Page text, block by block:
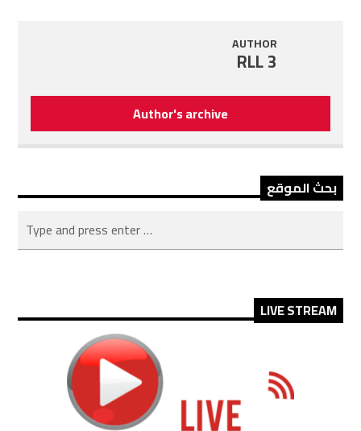
AUTHOR
RLL 3
Author's archive
بحث الموقع
LIVE STREAM